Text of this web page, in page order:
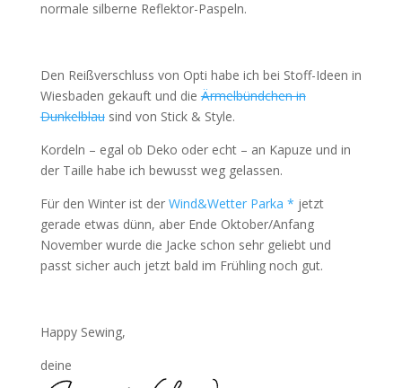
normale silberne Reflektor-Paspeln.
Den Reißverschluss von Opti habe ich bei Stoff-Ideen in
Wiesbaden gekauft und dieÄrmelbündchen in
Dunkelblausind von Stick & Style.
Kordeln – egal ob Deko oder echt – an Kapuze und in
der Taille habe ich bewusst weg gelassen.
Für den Winter ist der Wind&Wetter Parka * jetzt
gerade etwas dünn, aber Ende Oktober/Anfang
November wurde die Jacke schon sehr geliebt und
passt sicher auch jetzt bald im Frühling noch gut.
Happy Sewing,
deine